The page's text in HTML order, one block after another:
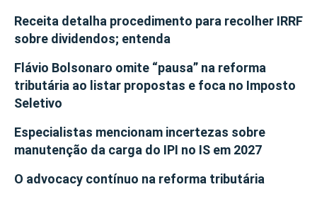
Receita detalha procedimento para recolher IRRF
sobre dividendos; entenda
Flávio Bolsonaro omite “pausa” na reforma
tributária ao listar propostas e foca no Imposto
Seletivo
Especialistas mencionam incertezas sobre
manutenção da carga do IPI no IS em 2027
O advocacy contínuo na reforma tributária